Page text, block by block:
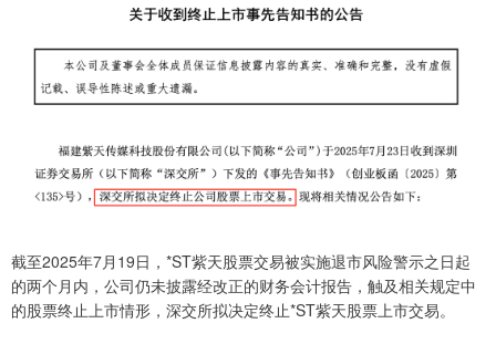
截至2025年7月19日，*ST紫天股票交易被实施退市风险警示之日起
的两个月内，公司仍未披露经改正的财务会计报告，触及相关规定中
的股票终止上市情形，深交所拟决定终止*ST紫天股票上市交易。